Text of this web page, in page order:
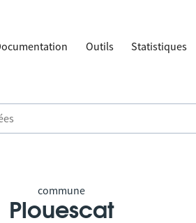
Outils Statistiques
commune
Plouescat